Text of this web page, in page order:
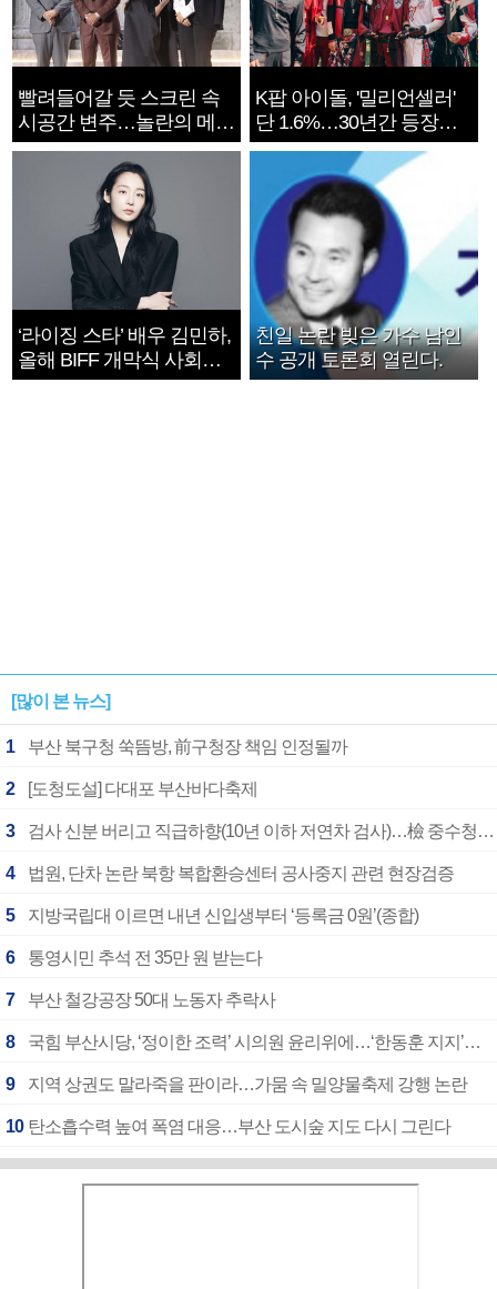
빨려들어갈 듯 스크린 속
시공간 변주…놀란의 메시
지는 ‘전쟁 속죄’
K팝 아이돌, '밀리언셀러'
단 1.6%…30년간 등장
1182개팀 전수조사
‘라이징 스타’ 배우 김민하,
올해 BIFF 개막식 사회자
확정
친일 논란 빚은 가수 남인
수 공개 토론회 열린다.
[많이 본 뉴스]
1 부산 북구청 쑥뜸방, 前구청장 책임 인정될까
2 [도청도설] 다대포 부산바다축제
3 검사 신분 버리고 직급하향(10년 이하 저연차 검사)…檢 중수청행 기피
4 법원, 단차 논란 북항 복합환승센터 공사중지 관련 현장검증
5 지방국립대 이르면 내년 신입생부터 ‘등록금 0원’(종합)
6 통영시민 추석 전 35만 원 받는다
7 부산 철강공장 50대 노동자 추락사
8 국힘 부산시당, ‘정이한 조력’ 시의원 윤리위에…‘한동훈 지지’도 신고접수
9 지역 상권도 말라죽을 판이라…가뭄 속 밀양물축제 강행 논란
10 탄소흡수력 높여 폭염 대응…부산 도시숲 지도 다시 그린다